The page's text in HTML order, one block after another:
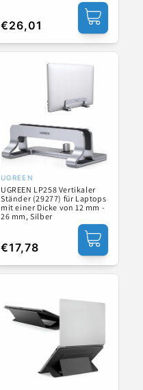
Normaler
Preis
€26,01
Anbieter:
UGREEN
UGREEN LP258 Vertikaler
Ständer (29277) für Laptops
mit einer Dicke von 12 mm -
26 mm, Silber
Normaler
Preis
€17,78